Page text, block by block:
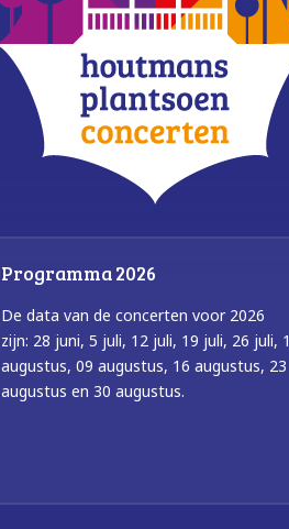
Programma 2026
De data van de concerten voor 2026
zijn: 28 juni, 5 juli, 12 juli, 19 juli, 26 juli, 1
augustus, 09 augustus, 16 augustus, 23
augustus en 30 augustus.